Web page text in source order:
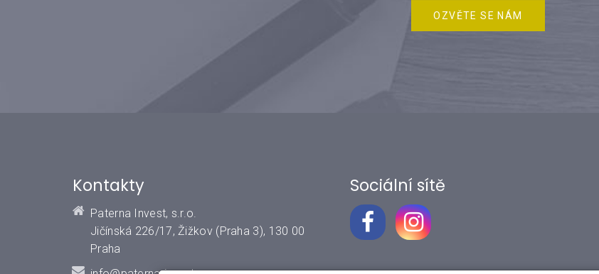
OZVĚTE SE NÁM
Kontakty
Paterna Invest, s.r.o.
Jičínská 226/17, Žižkov (Praha 3), 130 00
Praha
Sociální sítě